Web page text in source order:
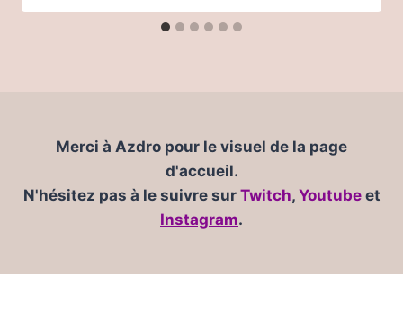
Merci à Azdro pour le visuel de la page
d'accueil.
N'hésitez pas à le suivre sur Twitch, Youtube et
Instagram.